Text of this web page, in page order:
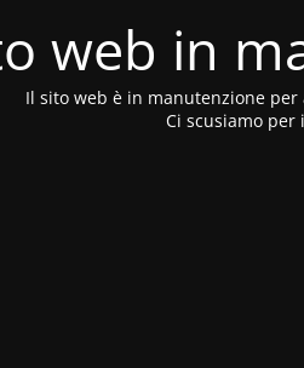
web in
Il sito web è in manutenzione
Ci scusiamo per